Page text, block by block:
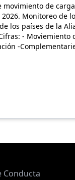
movimiento de
2026. Monitoreo de
los países de la
- Moviemiento
-
Conducta